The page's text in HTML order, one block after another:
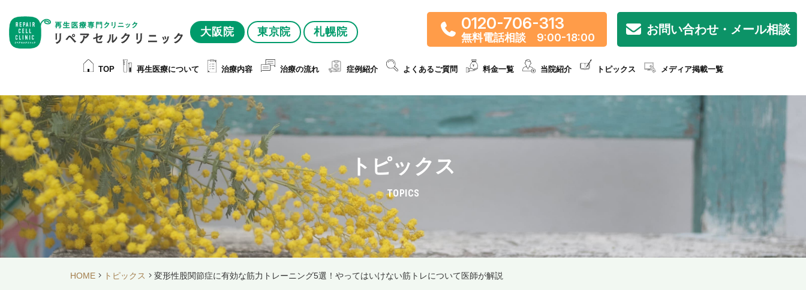
大阪院 東京院 札幌院 0120-706-313
無料電話相談 9:00-18:00
お問い合わせ・メール相談
TOP 再生医療について 治療内容 治療の流れ 症例紹介 よくあるご質問 料金一覧 当院紹介 トピックス メディア掲載一覧
トピックス
TOPICS
HOME トピックス 変形性股関節症に有効な筋力トレーニング5選！やってはいけない筋トレについて医師が解説